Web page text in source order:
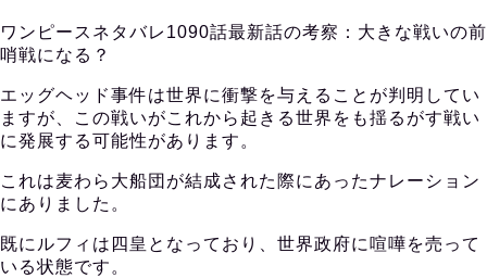
ワンピースネタバレ1090話最新話の考察：大きな戦いの前
哨戦になる？
エッグヘッド事件は世界に衝撃を与えることが判明してい
ますが、この戦いがこれから起きる世界をも揺るがす戦い
に発展する可能性があります。
これは麦わら大船団が結成された際にあったナレーション
にありました。
既にルフィは四皇となっており、世界政府に喧嘩を売って
いる状態です。